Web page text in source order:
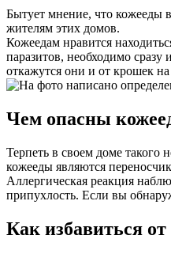
Бытует мнение, что кожееды
жителям этих домов.
Кожеедам нравится
паразитов, необходимо
откажутся они и от крошек
Чем опасны
Терпеть в своем доме такого
кожееды являются
Аллергическая реакция
припухлость. Если вы
Как избавиться